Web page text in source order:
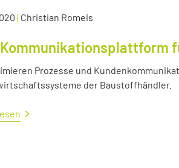
| Christian Romeis
Prozesse und
der Baustoffhändler.